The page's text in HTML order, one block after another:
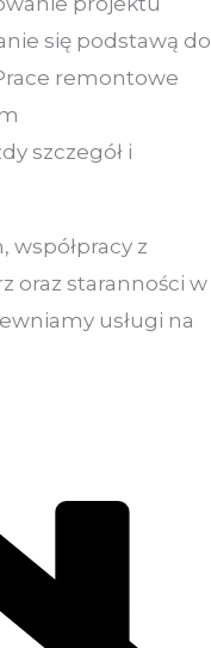
się podstawą do
remontowe
szczegół i
współpracy z
oraz staranności w
usługi na